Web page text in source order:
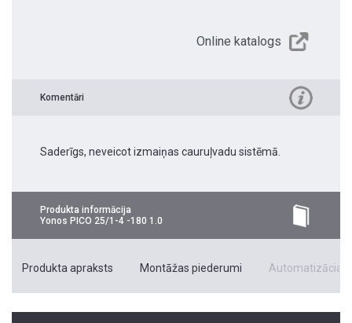
Online katalogs
Komentāri
Saderīgs, neveicot izmaiņas cauruļvadu sistēmā.
Produkta informācija
Yonos PICO 25/1-4 -180 1.0
Produkta apraksts Montāžas piederumi Automatizācias